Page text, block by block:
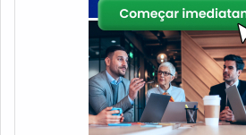
seriedade da empresa.É
produto deve sempre ser
especializadas no segmento.
ajuda a garantir a qualidade e
materiais, além de evitar
frequentes de produtos que não